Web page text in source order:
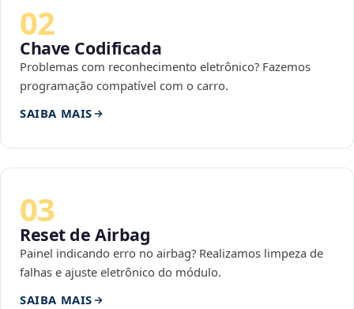
02
Chave Codificada
Problemas com reconhecimento eletrônico? Fazemos
programação compatível com o carro.
SAIBA MAIS
03
Reset de Airbag
Painel indicando erro no airbag? Realizamos limpeza de
falhas e ajuste eletrônico do módulo.
SAIBA MAIS